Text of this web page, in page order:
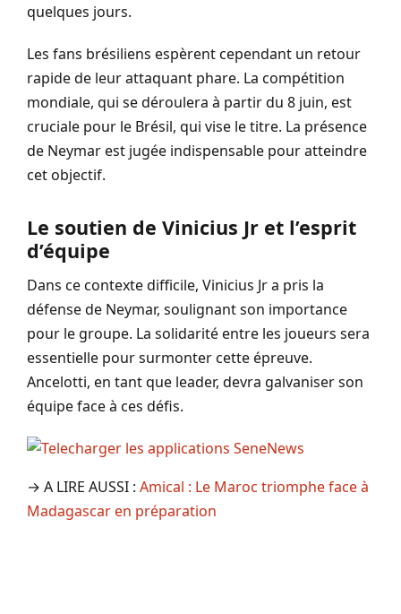
quelques jours.
Les fans brésiliens espèrent cependant un retour
rapide de leur attaquant phare. La compétition
mondiale, qui se déroulera à partir du 8 juin, est
cruciale pour le Brésil, qui vise le titre. La présence
de Neymar est jugée indispensable pour atteindre
cet objectif.
Le soutien de Vinicius Jr et l’esprit
d’équipe
Dans ce contexte difficile, Vinicius Jr a pris la
défense de Neymar, soulignant son importance
pour le groupe. La solidarité entre les joueurs sera
essentielle pour surmonter cette épreuve.
Ancelotti, en tant que leader, devra galvaniser son
équipe face à ces défis.
→ A LIRE AUSSI : Amical : Le Maroc triomphe face à
Madagascar en préparation